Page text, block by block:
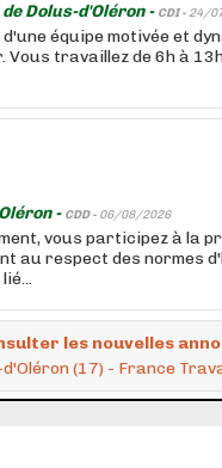
Dolus-d'Oléron - CDI - 24/
équipe motivée et
travaillez de 6h à
- CDD - 06/08/2026
vous participez à la
au respect des normes
les nouvelles
(17) - France